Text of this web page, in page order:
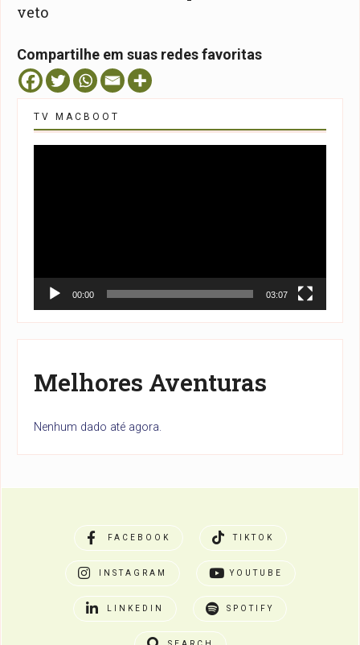
veto
Compartilhe em suas redes favoritas
TV MACBOOT
00:00 03:07
Melhores Aventuras
Nenhum dado até agora.
FACEBOOK TIKTOK
INSTAGRAM YOUTUBE
LINKEDIN SPOTIFY